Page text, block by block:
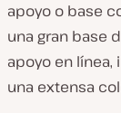
apoyo o base
una gran base
apoyo en línea,
una extensa